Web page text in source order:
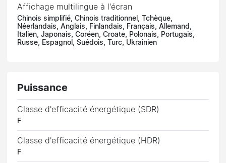
Affichage multilingue à l'écran
Chinois simplifié, Chinois traditionnel, Tchèque,
Néerlandais, Anglais, Finlandais, Français, Allemand,
Italien, Japonais, Coréen, Croate, Polonais, Portugais,
Russe, Espagnol, Suédois, Turc, Ukrainien
Puissance
Classe d'efficacité énergétique (SDR)
F
Classe d'efficacité énergétique (HDR)
F